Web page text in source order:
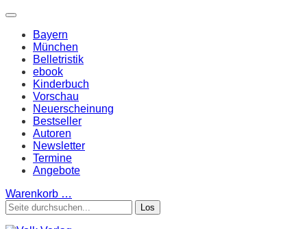
Bayern
München
Belletristik
ebook
Kinderbuch
Vorschau
Neuerscheinung
Bestseller
Autoren
Newsletter
Termine
Angebote
Warenkorb …